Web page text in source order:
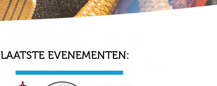
LAATSTE EVENEMENTEN: